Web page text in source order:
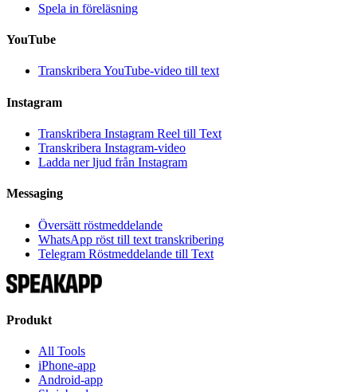
Spela in föreläsning
YouTube
Transkribera YouTube-video till text
Instagram
Transkribera Instagram Reel till Text
Transkribera Instagram-video
Ladda ner ljud från Instagram
Messaging
Översätt röstmeddelande
WhatsApp röst till text transkribering
Telegram Röstmeddelande till Text
Produkt
All Tools
iPhone-app
Android-app